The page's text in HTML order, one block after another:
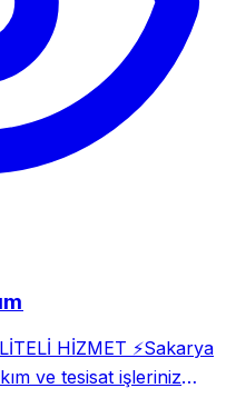
HİZMET ⚡Sakarya
ve tesisat işleriniz